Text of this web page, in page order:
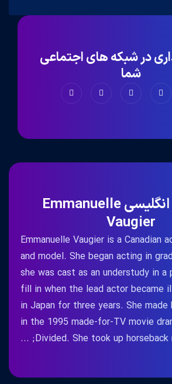
در شبکه های اجتماعی
شما
بیوگرافی انگلیسی Emmanuelle
Vaugier
Emmanuelle Vaugier is a Canadian
and model. She began acting in
she was cast as an understudy in a
fill in when the lead actor became
in Japan for three years. She
in the 1995 made-for-TV movie
Divided. She took up horseback